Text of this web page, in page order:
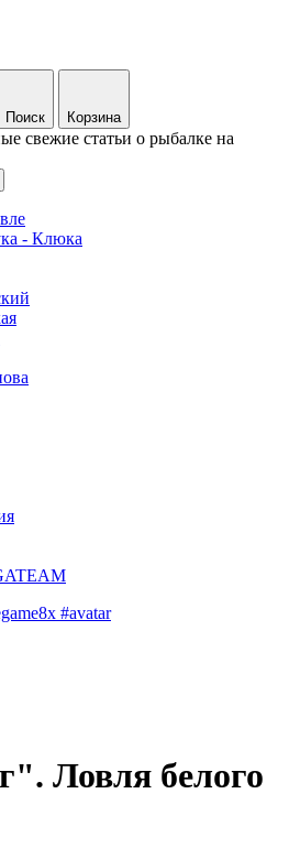
Поиск Корзина
свежие статьи о рыбалке на
- Клюка
#avatar
Ловля белого